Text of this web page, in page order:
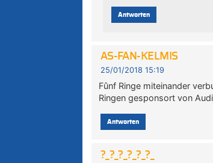
Antworten
AS-FAN-KELMIS
25/01/2018 15:19
Fûnf Ringe miteinander
Ringen gesponsort von Audi
Antworten
?_?_?_?_?_?_